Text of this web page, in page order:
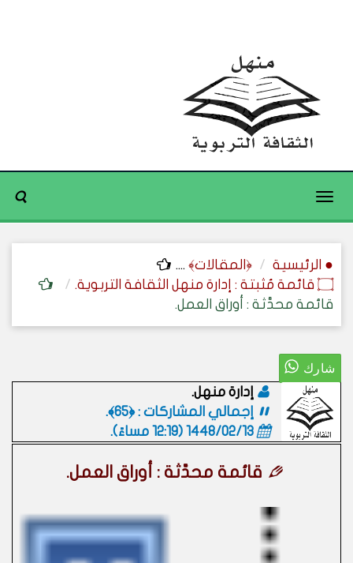
Toggle
● الرئيسية ﴿المقالات﴾ ....
۝ قائمة مُثبتة : إدارة منهل الثقافة التربوية.
قائمة محدَّثة : أوراق العمل.
إدارة منهل.
إجمالي المشاركات : ﴿65﴾.
1448/02/13 (12:19 مساءً)
.
قائمة محدَّثة : أوراق العمل.